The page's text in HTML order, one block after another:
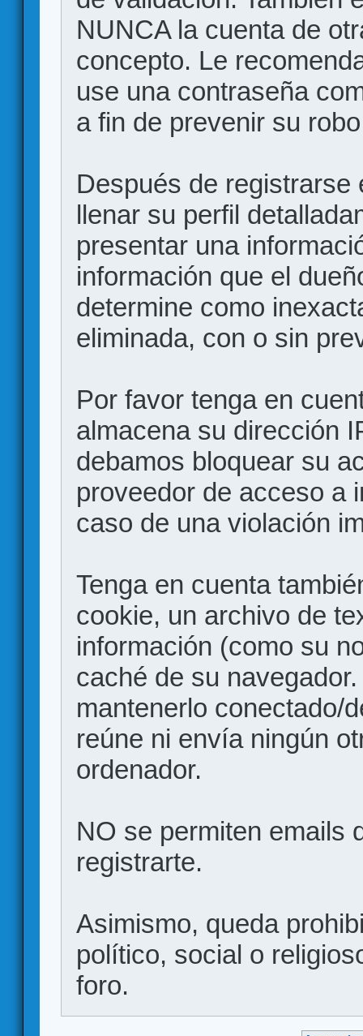
NUNCA la cuenta de
concepto. Le
use una contraseña
a fin de prevenir su
Después de registrarse
llenar su perfil
presentar una
información que el
determine como
eliminada, con o sin
Por favor tenga en
almacena su dirección
debamos bloquear su
proveedor de acceso a
caso de una violación
Tenga en cuenta
cookie, un archivo de
información (como su
caché de su
mantenerlo conectado/
reúne ni envía ningún
ordenador.
NO se permiten emails
registrarte.
Asimismo, queda
político, social o
foro.